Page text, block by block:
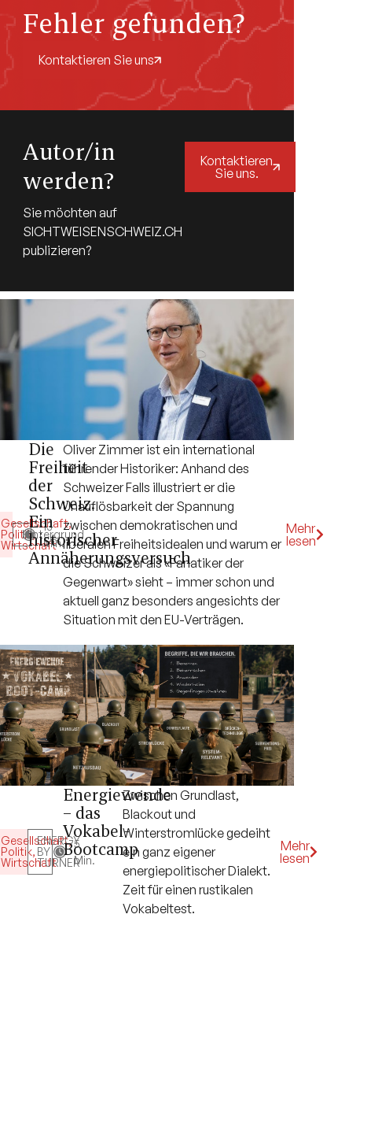
Fehler gefunden?
Kontaktieren Sie uns
Autor/in
werden?
Sie möchten auf
SICHTWEISENSCHWEIZ.CH
publizieren?
Kontaktieren
Sie uns.
Gesellschaft,
Politik,
Wirtschaft
Hintergrund
13
Min.
Die
Freiheit
der
Schweiz.
Ein
historischer
Annäherungsversuch
Oliver Zimmer ist ein international
führender Historiker: Anhand des
Schweizer Falls illustriert er die
Unauflösbarkeit der Spannung
zwischen demokratischen und
liberalen Freiheitsidealen und warum er
die Schweizer als «Fanatiker der
Gegenwart» sieht – immer schon und
aktuell ganz besonders angesichts der
Situation mit den EU-Verträgen.
Mehr
lesen
Gesellschaft,
Politik,
Wirtschaft
ENERGY
BY
TURNER
5
Min.
Energiewende
– das
Vokabel-
Bootcamp
Zwischen Grundlast,
Blackout und
Winterstromlücke gedeiht
ein ganz eigener
energiepolitischer Dialekt.
Zeit für einen rustikalen
Vokabeltest.
Mehr
lesen